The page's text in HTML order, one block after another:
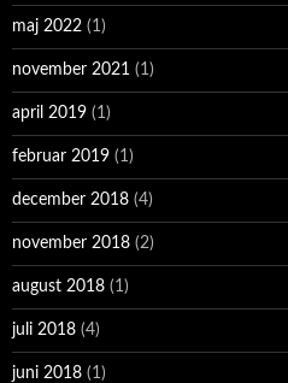
maj 2022 (1)
november 2021 (1)
april 2019 (1)
februar 2019 (1)
december 2018 (4)
november 2018 (2)
august 2018 (1)
juli 2018 (4)
juni 2018 (1)